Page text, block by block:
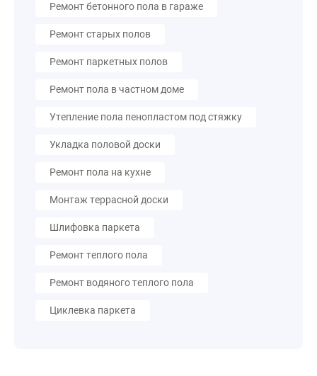
Ремонт бетонного пола в гараже
Ремонт старых полов
Ремонт паркетных полов
Ремонт пола в частном доме
Утепление пола пенопластом под стяжку
Укладка половой доски
Ремонт пола на кухне
Монтаж террасной доски
Шлифовка паркета
Ремонт теплого пола
Ремонт водяного теплого пола
Циклевка паркета